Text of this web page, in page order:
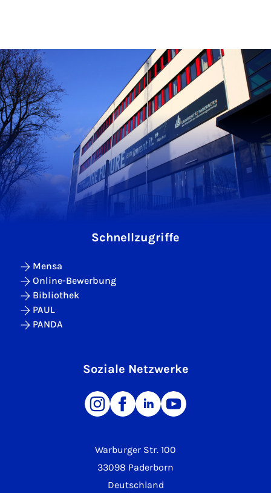
Warburger Str. 100
33098 Paderborn
Deutschland
Schnellzugriffe
Mensa
Online-Bewerbung
Bibliothek
PAUL
PANDA
Soziale Netzwerke